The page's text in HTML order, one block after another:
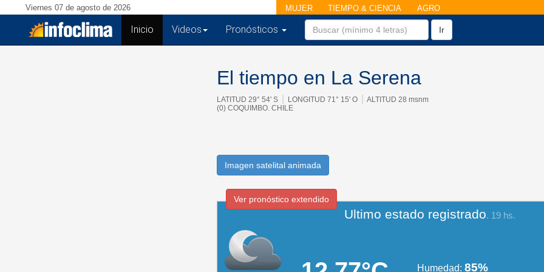
Viernes 07 de agosto de 2026 MUJER TIEMPO & CIENCIA AGRO
Inicio (current)
Videos Pronósticos Ir
El tiempo en La Serena
LATITUD 29° 54' S LONGITUD 71° 15' O
ALTITUD 28 msnm
(0) COQUIMBO. CHILE
Imagen satelital animada
Ver pronóstico extendido
Ultimo estado registrado. 19 hs.
Humedad: 85%